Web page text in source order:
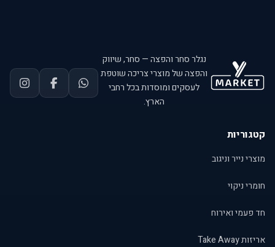
נגלר סחר והפצה — סחר, שיווק
והפצה של מוצרי צריכה שוטפת
לעסקים ומוסדות בכל רחבי
הארץ.
קטגוריות
מוצרי נייר וניגוב
חומרי ניקוי
חד פעמי ואירוח
אריזות Take Away